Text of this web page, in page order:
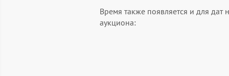
Время также появляется и для
аукциона: